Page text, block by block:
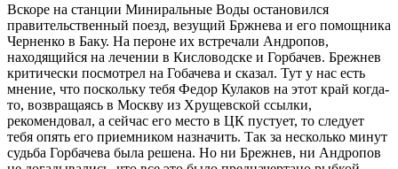
Вскоре на станции Миниральные Воды остановился
правительственный поезд, везущий Бржнева и его помощника
Черненко в Баку. На пероне их встречали Андропов,
находящийся на лечении в Кисловодске и Горбачев. Брежнев
критически посмотрел на Гобачева и сказал. Тут у нас есть
мнение, что поскольку тебя Федор Кулаков на этот край когда-
то, возвращаясь в Москву из Хрущевской ссылки,
рекомендовал, а сейчас его место в ЦК пустует, то следует
тебя опять его приемником назначить. Так за несколько минут
судьба Горбачева была решена. Но ни Брежнев, ни Андропов